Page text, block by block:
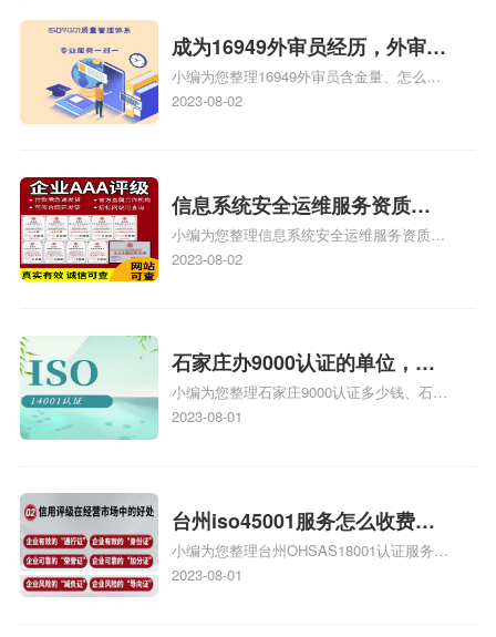
成为16949外审员经历，外审员
16949
小编为您整理16949外审员含金量、怎么才
能成为注册的TS16949:2009的外审员、我
2023-08-02
信息系统安全运维服务资质二
级费用，信息系统安全运维服
务资质二级
小编为您整理信息系统安全运维服务资质认
证证书机构有哪些、安全运维服务资质的费
体系认证知识，详情可查看下方正文！
2023-08-02
石家庄办9000认证的单位，石
家庄9000认证的公司
小编为您整理石家庄9000认证多少钱、石家
庄9000认证价格多少钱、石家庄9000认证
2023-08-01
台州iso45001服务怎么收费，
台州iso45001认证服务怎么收
费
小编为您整理台州OHSAS18001认证服务中
心哪家收费便宜、台州ISO9000认证，哪个
2023-08-01